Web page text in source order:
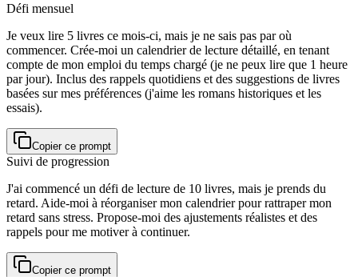
Défi mensuel
Je veux lire 5 livres ce mois-ci, mais je ne sais pas par où
commencer. Crée-moi un calendrier de lecture détaillé, en tenant
compte de mon emploi du temps chargé (je ne peux lire que 1 heure
par jour). Inclus des rappels quotidiens et des suggestions de livres
basées sur mes préférences (j'aime les romans historiques et les
essais).
Copier ce prompt
Suivi de progression
J'ai commencé un défi de lecture de 10 livres, mais je prends du
retard. Aide-moi à réorganiser mon calendrier pour rattraper mon
retard sans stress. Propose-moi des ajustements réalistes et des
rappels pour me motiver à continuer.
Copier ce prompt